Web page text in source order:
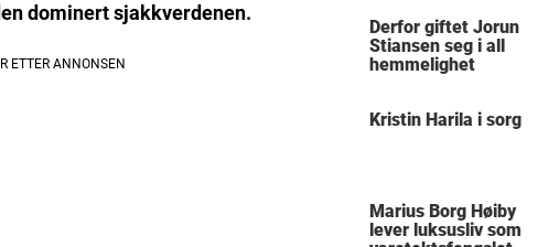
dominert sjakkverdenen.
Derfor giftet Jorun
Stiansen seg i all
hemmelighet
Kristin Harila i sorg
Marius Borg Høiby
lever luksusliv som